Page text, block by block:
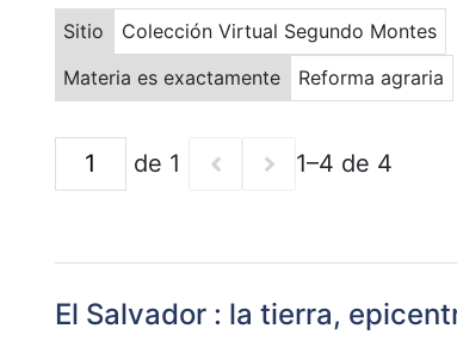
Sitio
Colección Virtual Segundo Montes
Materia es exactamente
Reforma agraria
de 1 1–4 de 4
El Salvador : la tierra,